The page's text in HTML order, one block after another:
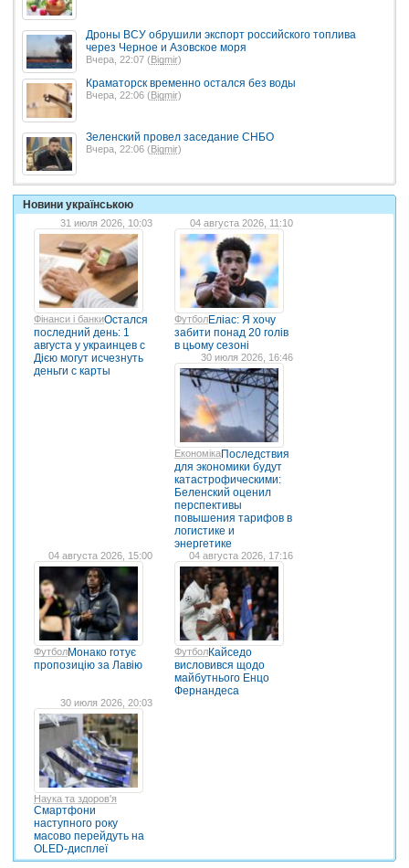
Дроны ВСУ обрушили экспорт российского топлива
через Черное и Азовское моря
Вчера, 22:07 (Bigmir)
Краматорск временно остался без воды
Вчера, 22:06 (Bigmir)
Зеленский провел заседание СНБО
Вчера, 22:06 (Bigmir)
Новини українською
31 июля 2026, 10:03
Фінанси і банкиОстался
последний день: 1
августа у украинцев с
Дією могут исчезнуть
деньги с карты
04 августа 2026, 11:10
ФутболЕліас: Я хочу
забити понад 20 голів
в цьому сезоні
30 июля 2026, 16:46
ЕкономікаПоследствия
для экономики будут
катастрофическими:
Беленский оценил
перспективы
повышения тарифов в
логистике и
энергетике
04 августа 2026, 15:00
ФутболМонако готує
пропозицію за Лавію
04 августа 2026, 17:16
ФутболКайседо
висловився щодо
майбутнього Енцо
Фернандеса
30 июля 2026, 20:03
Наука та здоров'я
Cмартфони
наступного року
масово перейдуть на
OLED-дисплеї